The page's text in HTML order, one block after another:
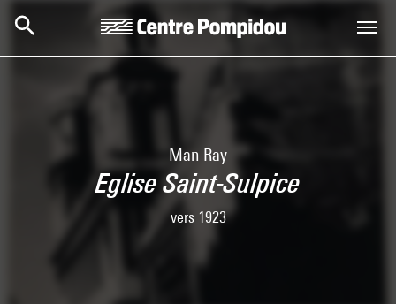
Man Ray
Eglise Saint-Sulpice
vers 1923